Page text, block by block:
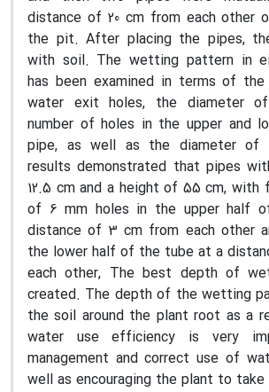
distance of 20 cm from each other
the pit. After placing the pipes,
with soil. The wetting pattern in
has been examined in terms of
water exit holes, the diameter
number of holes in the upper and
pipe, as well as the diameter of
results demonstrated that pipes
12.5 cm and a height of 55 cm, with
of 6 mm holes in the upper half
distance of 3 cm from each other
the lower half of the tube at a
each other, The best depth of
created. The depth of the wetting
the soil around the plant root as a
water use efficiency is very
management and correct use of
well as encouraging the plant to